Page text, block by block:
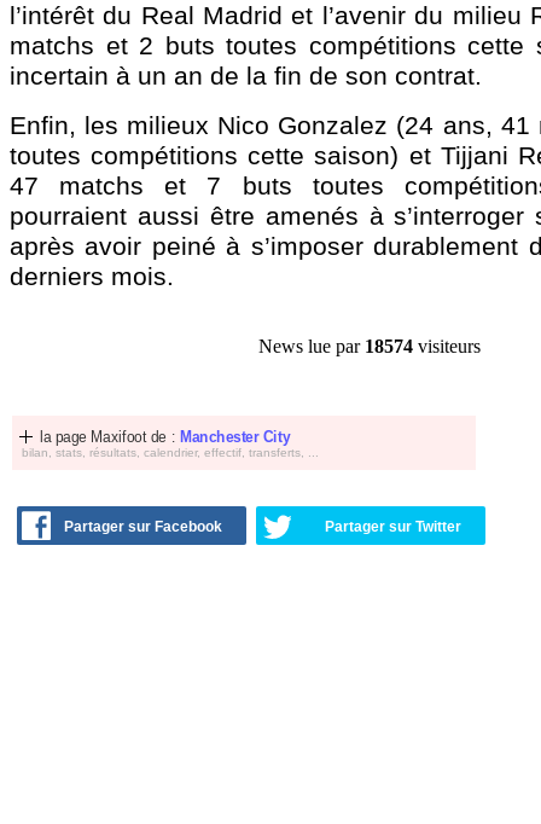
l’intérêt du Real Madrid et l’avenir du milieu
matchs et 2 buts toutes compétitions cette
incertain à un an de la fin de son contrat.
Enfin, les milieux Nico Gonzalez (24 ans, 41
toutes compétitions cette saison) et Tijjani
47 matchs et 7 buts toutes
pourraient aussi être amenés à s’interroger
après avoir peiné à s’imposer durablement
derniers mois.
News lue par 18574 visiteurs
la page Maxifoot de : Manchester City
bilan, stats, résultats, calendrier, effectif, transferts, ...
Partager sur Facebook Partager sur Twitter